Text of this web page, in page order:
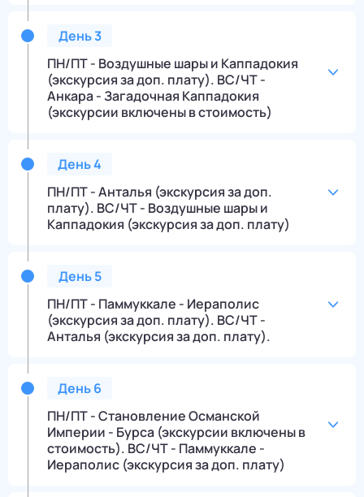
День3
ПН/ПТ - Воздушные шары и Каппадокия
(экскурсия за доп. плату). ВС/ЧТ -
Анкара - Загадочная Каппадокия
(экскурсии включены в стоимость)
День4
ПН/ПТ - Анталья (экскурсия за доп.
плату). ВС/ЧТ - Воздушные шары и
Каппадокия (экскурсия за доп. плату)
День5
ПН/ПТ - Паммуккале - Иераполис
(экскурсия за доп. плату). ВС/ЧТ -
Анталья (экскурсия за доп. плату).
День6
ПН/ПТ - Становление Османской
Империи - Бурса (экскурсии включены в
стоимость). ВС/ЧТ - Паммуккале -
Иераполис (экскурсия за доп. плату)